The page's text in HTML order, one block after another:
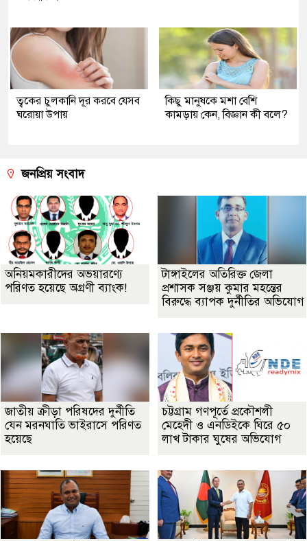
ত্বকের চুলকানি দূর করবে যেসব
ঘরোয়া উপায়
কিছু মানুষকে মশা বেশি
কামড়ায় কেন, বিজ্ঞান কী বলে?
জনপ্রিয় সংবাদ
অনিয়মকারীদের অভয়ারণ্যে
পরিণত হয়েছে অগ্রণী ব্যাংক!
টাঙ্গাইলের অতিরিক্ত জেলা
প্রশাসক সঞ্জয় কুমার মহন্তের
বিরুদ্ধে ব্যাপক দুর্নীতির অভিযোগ
জাতীয় ক্রীড়া পরিষদের দুর্নীতি
যেন মরনঘাতি ভাইরাসে পরিণত
হয়েছে
চট্টগ্রাম গণপূর্তে প্রকৌশলী
মেহেদী ও এনডিইকে ঘিরে ৫০
লাখ টাকার ঘুষের অভিযোগ